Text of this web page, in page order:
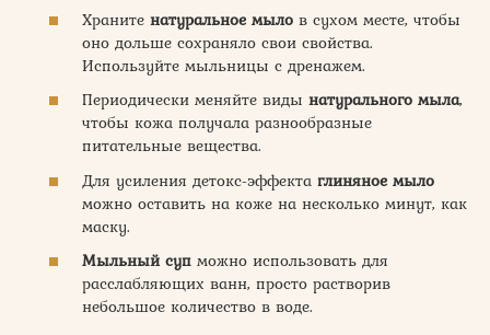
Храните натуральное мыло в сухом месте, чтобы
оно дольше сохраняло свои свойства.
Используйте мыльницы с дренажем.
Периодически меняйте виды натурального мыла,
чтобы кожа получала разнообразные
питательные вещества.
Для усиления детокс-эффекта глиняное мыло
можно оставить на коже на несколько минут, как
маску.
Мыльный суп можно использовать для
расслабляющих ванн, просто растворив
небольшое количество в воде.